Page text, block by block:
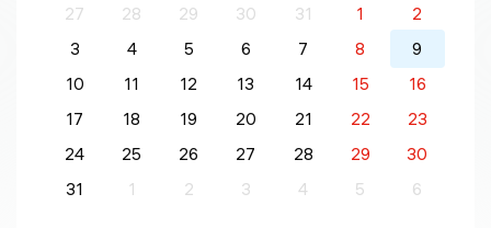
27
28 29 30 31 1
2
3
4 5 6 7 8
9
10
11 12 13 14 15
16
17
18 19 20 21 22
23
24
25 26 27 28 29
30
31
1 2 3 4 5 6